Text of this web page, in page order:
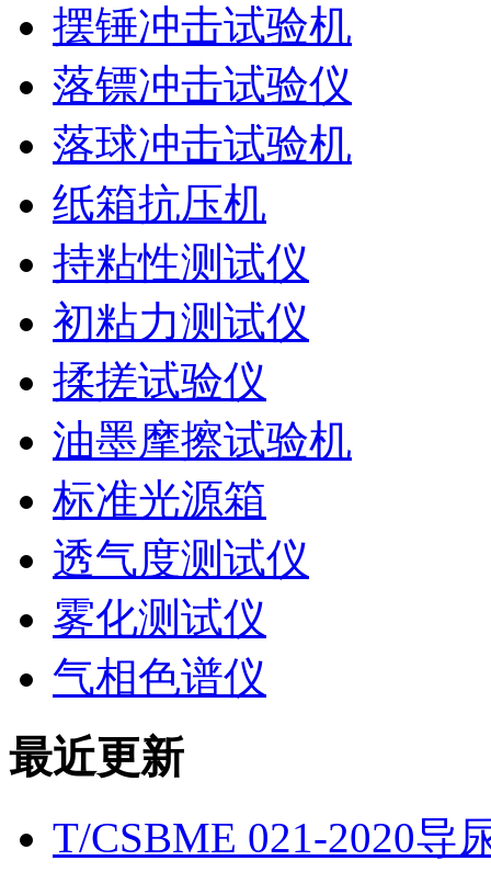
摆锤冲击试验机
落镖冲击试验仪
落球冲击试验机
纸箱抗压机
持粘性测试仪
初粘力测试仪
揉搓试验仪
油墨摩擦试验机
标准光源箱
透气度测试仪
雾化测试仪
气相色谱仪
最近更新
T/CSBME 021-2020导